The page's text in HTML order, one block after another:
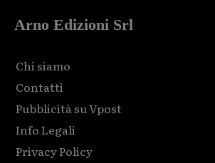
Arno Edizioni Srl
Chi siamo
Contatti
Pubblicità su Vpost
Info Legali
Privacy Policy